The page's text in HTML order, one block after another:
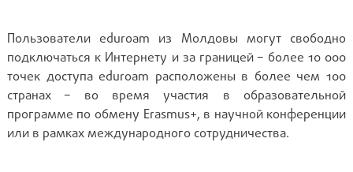
Пользователи eduroam из Молдовы могут свободно
подключаться к Интернету и за границей – более 10 000
точек доступа eduroam расположены в более чем 100
странах – во время участия в образовательной
программе по обмену Erasmus+, в научной конференции
или в рамках международного сотрудничества.